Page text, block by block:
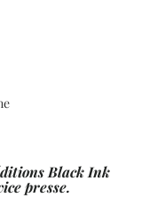
Black Ink
presse.